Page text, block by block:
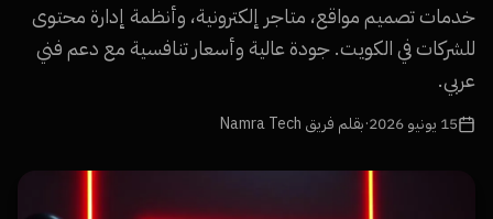
خدمات تصميم مواقع، متاجر إلكترونية، وأنظمة إدارة محتوى
للشركات في الكويت. جودة عالية وأسعار تنافسية مع دعم فني
عربي.
15 يونيو 2026 ·بقلم فريق Namra Tech